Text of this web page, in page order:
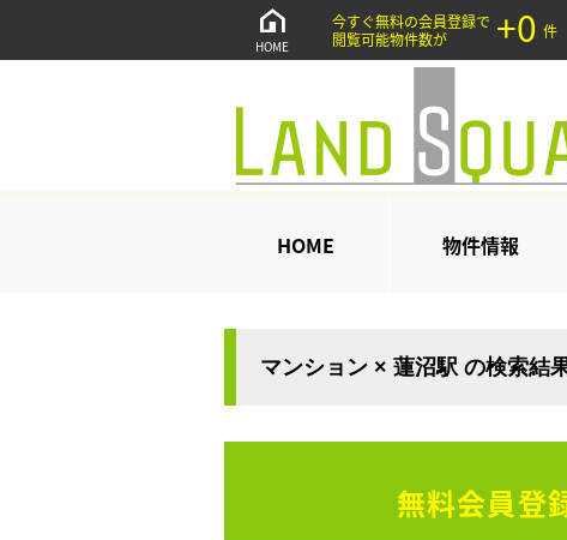
HOME
今すぐ無料の会員登録で
閲覧可能物件数が
+0 件
HOME 物件情報
マンション × 蓮沼駅 の検索結
無料会員登